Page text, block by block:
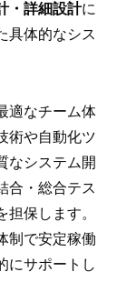
・詳細設計に
具体的なシス
適なチーム体
術や自動化ツ
なシステム開
合・総合テス
担保します。
制で安定稼働
にサポートし